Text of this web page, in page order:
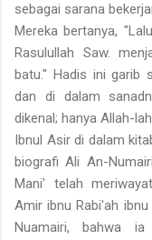
sebagai sarana
Mereka bertanya,
Rasulullah Saw.
batu." Hadis ini garib
dan di dalam
dikenal; hanya Allah-
Ibnul Asir di dalam
biografi Ali An-
Mani' telah
Amir ibnu Rabi'ah
Nuamairi, bahwa ia